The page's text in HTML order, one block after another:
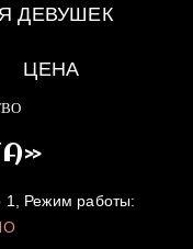
ДЕВУШЕК
ЦЕНА
1, Режим работы: